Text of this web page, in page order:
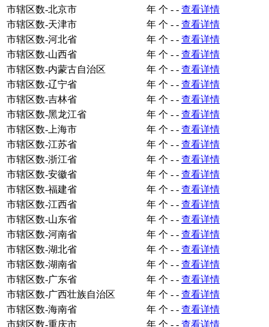
市辖区数-北京市
年 个 - - 查看详情
市辖区数-天津市
年 个 - - 查看详情
市辖区数-河北省
年 个 - - 查看详情
市辖区数-山西省
年 个 - - 查看详情
市辖区数-内蒙古自治区
年 个 - - 查看详情
市辖区数-辽宁省
年 个 - - 查看详情
市辖区数-吉林省
年 个 - - 查看详情
市辖区数-黑龙江省
年 个 - - 查看详情
市辖区数-上海市
年 个 - - 查看详情
市辖区数-江苏省
年 个 - - 查看详情
市辖区数-浙江省
年 个 - - 查看详情
市辖区数-安徽省
年 个 - - 查看详情
市辖区数-福建省
年 个 - - 查看详情
市辖区数-江西省
年 个 - - 查看详情
市辖区数-山东省
年 个 - - 查看详情
市辖区数-河南省
年 个 - - 查看详情
市辖区数-湖北省
年 个 - - 查看详情
市辖区数-湖南省
年 个 - - 查看详情
市辖区数-广东省
年 个 - - 查看详情
市辖区数-广西壮族自治区
年 个 - - 查看详情
市辖区数-海南省
年 个 - - 查看详情
市辖区数-重庆市
年 个 - - 查看详情